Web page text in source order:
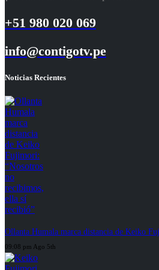
+51 980 020 069
info@contigotv.pe
Noticias Recientes
Ollanta Humala marca distancia de Keiko
09:08 pm Ago 5th